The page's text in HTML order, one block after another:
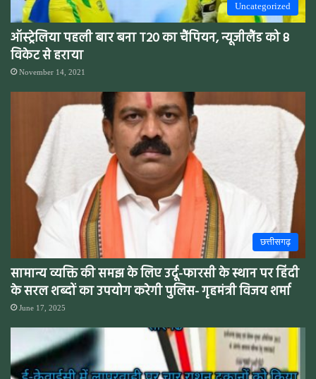
Uncategorized
ऑस्ट्रेलिया पहली बार बना T20 का चैंपियन, न्यूजीलैंड को 8
विकेट से हराया
November 14, 2021
छत्तीसगढ़
सामान्य व्यक्ति की समझ के लिए उर्दू-फारसी के स्थान पर हिंदी
के सरल शब्दों का उपयोग करेगी पुलिस- गृहमंत्री विजय शर्मा
June 17, 2025